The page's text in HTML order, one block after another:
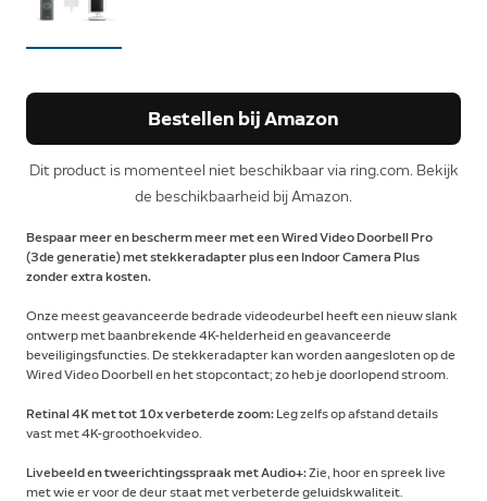
Bestellen bij Amazon
Dit product is momenteel niet beschikbaar via ring.com. Bekijk
de beschikbaarheid bij Amazon.
Bespaar meer en bescherm meer met een Wired Video Doorbell Pro
(3de generatie) met stekkeradapter plus een Indoor Camera Plus
zonder extra kosten.
Onze meest geavanceerde bedrade videodeurbel heeft een nieuw slank
ontwerp met baanbrekende 4K-helderheid en geavanceerde
beveiligingsfuncties. De stekkeradapter kan worden aangesloten op de
Wired Video Doorbell en het stopcontact; zo heb je doorlopend stroom.
Retinal 4K met tot 10x verbeterde zoom: Leg zelfs op afstand details
vast met 4K-groothoekvideo.
Livebeeld en tweerichtingsspraak met Audio+:Zie, hoor en spreek live
met wie er voor de deur staat met verbeterde geluidskwaliteit.